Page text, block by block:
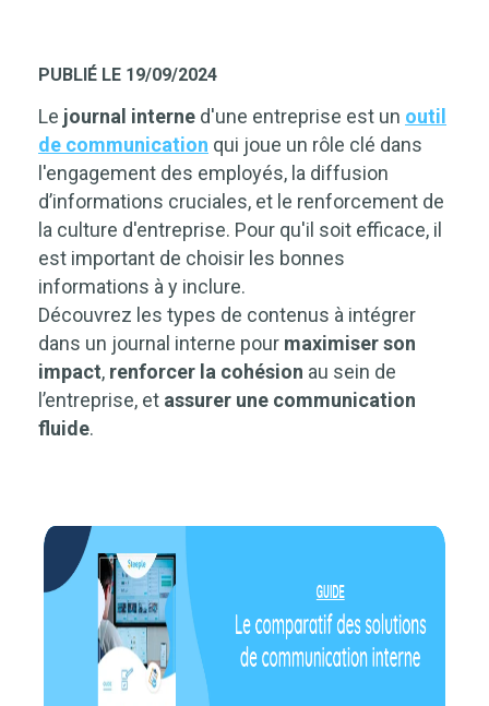
PUBLIÉ LE 19/09/2024
Le journal interne d'une entreprise est un outil
de communication qui joue un rôle clé dans
l'engagement des employés, la diffusion
d’informations cruciales, et le renforcement de
la culture d'entreprise. Pour qu'il soit efficace, il
est important de choisir les bonnes
informations à y inclure.
Découvrez les types de contenus à intégrer
dans un journal interne pour maximiser son
impact, renforcer la cohésion au sein de
l’entreprise, et assurer une communication
fluide.